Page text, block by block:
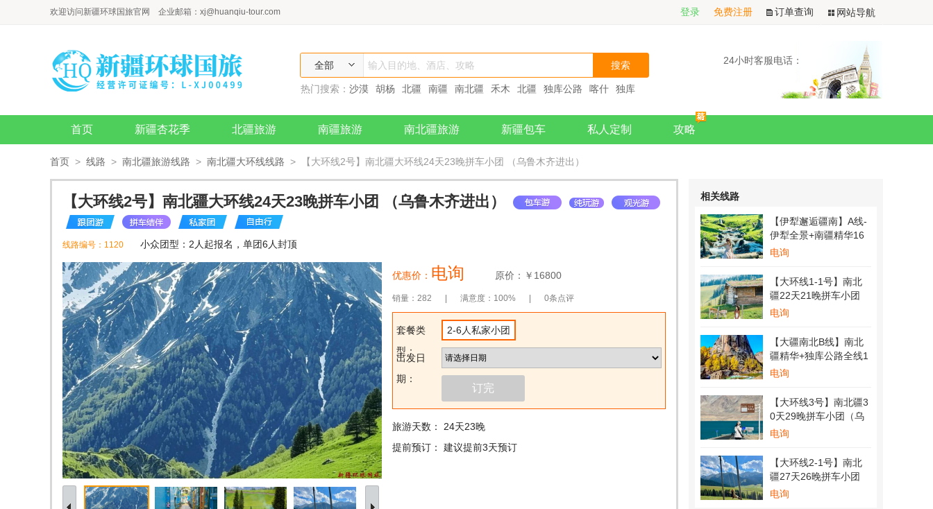
欢迎访问新疆环球国旅官网 企业邮箱： xj@huanqiu-tour.com 登录 免费注册 订单查询 网站导航
全部
热门搜索： 沙漠 胡杨 北疆 南疆 南北疆 禾木 北疆 独库公路 喀什
独库
24小时客服电话：
首页 新疆杏花季 北疆旅游 南疆旅游 南北疆旅游 新疆包车 私人定制 攻略
问答
首页 > 线路 > 南北疆旅游线路 > 南北疆大环线线路 > 【大环线2号】南北疆大环线24天23晚拼车小团 （乌鲁木齐进出）
【大环线2号】南北疆大环线24天23晚拼车小团 （乌鲁木齐进出）
线路编号：1120 小众团型：2人起报名，单团6人封顶
优惠价： 电询 原价：￥ 16800
销量：282 满意度：100% 0条点评
套餐类
型：
2-6人私家小团
出发日
期：
订完
旅游天数：
24天23晚
提前预订：
建议提前3天预订
相关线路
【伊犁邂逅疆南】A线-
伊犁全景+南疆精华16
天15晚拼车小团 （乌鲁
电询
【大环线1-1号】南北
疆22天21晚拼车小团
（乌鲁木齐进出）
电询
【大疆南北B线】南北
疆精华+独库公路全线1
9天18晚拼车小团 （喀
电询
【大环线3号】南北疆3
0天29晚拼车小团（乌
鲁木齐进出）
电询
【大环线2-1号】南北
疆27天26晚拼车小团
（乌鲁木齐进出）
电询
用户行走的风 发表了点评
【西极之恋】中国西极+帕米尔高
原8日拼车小团（喀什进出）
行程安排非常合理，拒绝打卡式旅
游。本来以为这个季节没什么可去
的想不到看到了不同的美。
用户花开富贵 发表了点评
【西极之恋】中国西极+帕米尔高
原8日拼车小团（喀什进出）
司机服务很周到，车辆也很舒适，
喀什古城很美，帕米尔高原很震
撼，盘龙古道很壮观，就是高原上
用户15636***** 发表了点评